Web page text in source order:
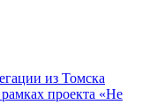
из Томска
проекта «Не